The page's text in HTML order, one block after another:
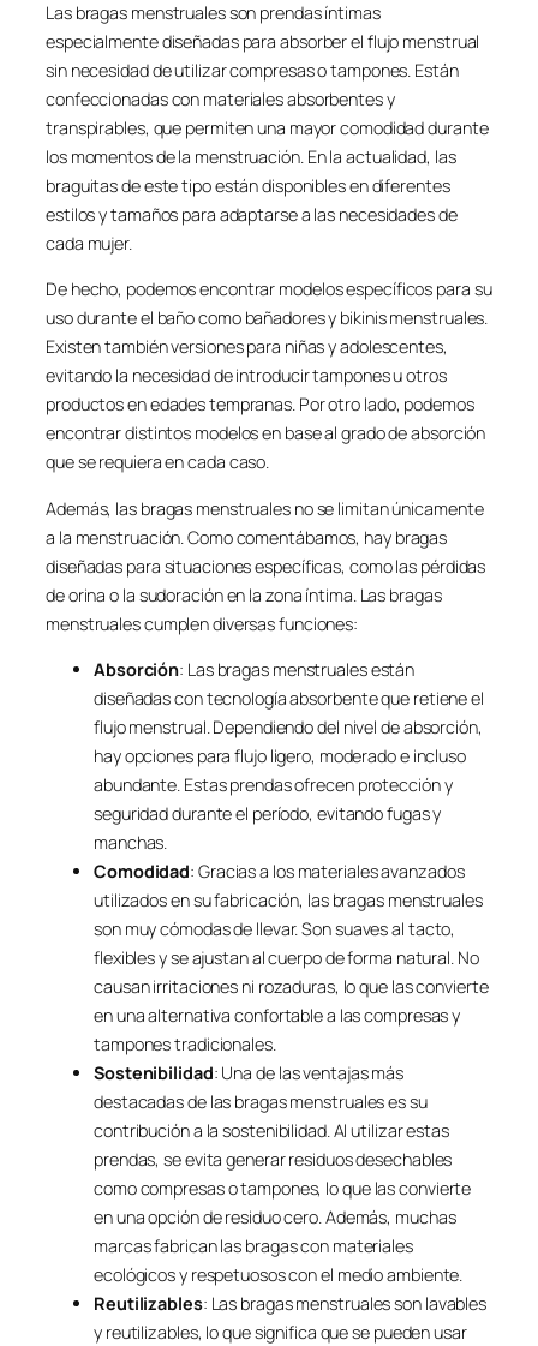
Las bragas menstruales son prendas íntimas
especialmente diseñadas para absorber el flujo menstrual
sin necesidad de utilizar compresas o tampones. Están
confeccionadas con materiales absorbentes y
transpirables, que permiten una mayor comodidad durante
los momentos de la menstruación. En la actualidad, las
braguitas de este tipo están disponibles en diferentes
estilos y tamaños para adaptarse a las necesidades de
cada mujer.
De hecho, podemos encontrar modelos específicos para su
uso durante el baño como bañadores y bikinis menstruales.
Existen también versiones para niñas y adolescentes,
evitando la necesidad de introducir tampones u otros
productos en edades tempranas. Por otro lado, podemos
encontrar distintos modelos en base al grado de absorción
que se requiera en cada caso.
Además, las bragas menstruales no se limitan únicamente
a la menstruación. Como comentábamos, hay bragas
diseñadas para situaciones específicas, como las pérdidas
de orina o la sudoración en la zona íntima. Las bragas
menstruales cumplen diversas funciones:
Absorción: Las bragas menstruales están
diseñadas con tecnología absorbente que retiene el
flujo menstrual. Dependiendo del nivel de absorción,
hay opciones para flujo ligero, moderado e incluso
abundante. Estas prendas ofrecen protección y
seguridad durante el período, evitando fugas y
manchas.
Comodidad: Gracias a los materiales avanzados
utilizados en su fabricación, las bragas menstruales
son muy cómodas de llevar. Son suaves al tacto,
flexibles y se ajustan al cuerpo de forma natural. No
causan irritaciones ni rozaduras, lo que las convierte
en una alternativa confortable a las compresas y
tampones tradicionales.
Sostenibilidad: Una de las ventajas más
destacadas de las bragas menstruales es su
contribución a la sostenibilidad. Al utilizar estas
prendas, se evita generar residuos desechables
como compresas o tampones, lo que las convierte
en una opción de residuo cero. Además, muchas
marcas fabrican las bragas con materiales
ecológicos y respetuosos con el medio ambiente.
Reutilizables: Las bragas menstruales son lavables
y reutilizables, lo que significa que se pueden usar